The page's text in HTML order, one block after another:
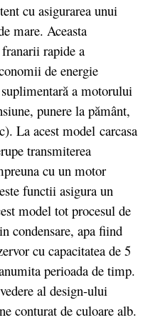
cu asigurarea unui
mare. Aceasta
rapide a
de energie
a motorului
punere la pământ,
La acest model carcasa
transmiterea
cu un motor
functii asigura un
model tot procesul de
condensare, apa fiind
cu capacitatea de 5
perioada de timp.
al design-ului
conturat de culoare alb.